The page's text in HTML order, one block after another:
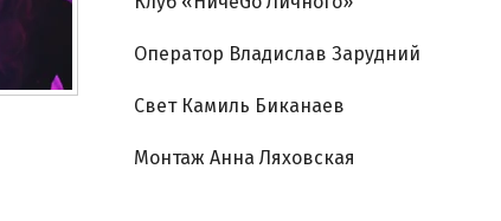
Оператор Владислав Зарудний
Свет Камиль Биканаев
Монтаж Анна Ляховская